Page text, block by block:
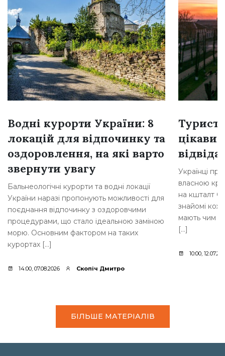
Водні курорти України: 8
локацій для відпочинку та
оздоровлення, на які варто
звернути увагу
Бальнеологічні курорти та водні локації
України наразі пропонують можливості для
поєднання відпочинку з оздоровчими
процедурами, що стало ідеальною заміною
морю. Основним фактором на таких
курортах […]
14:00, 07.08.2026 Скопіч Дмитро
Українці
власною
на кшталт
знайомі
мають чим
[…]
10:00,
БІЛЬШЕ МАТЕРІАЛІВ